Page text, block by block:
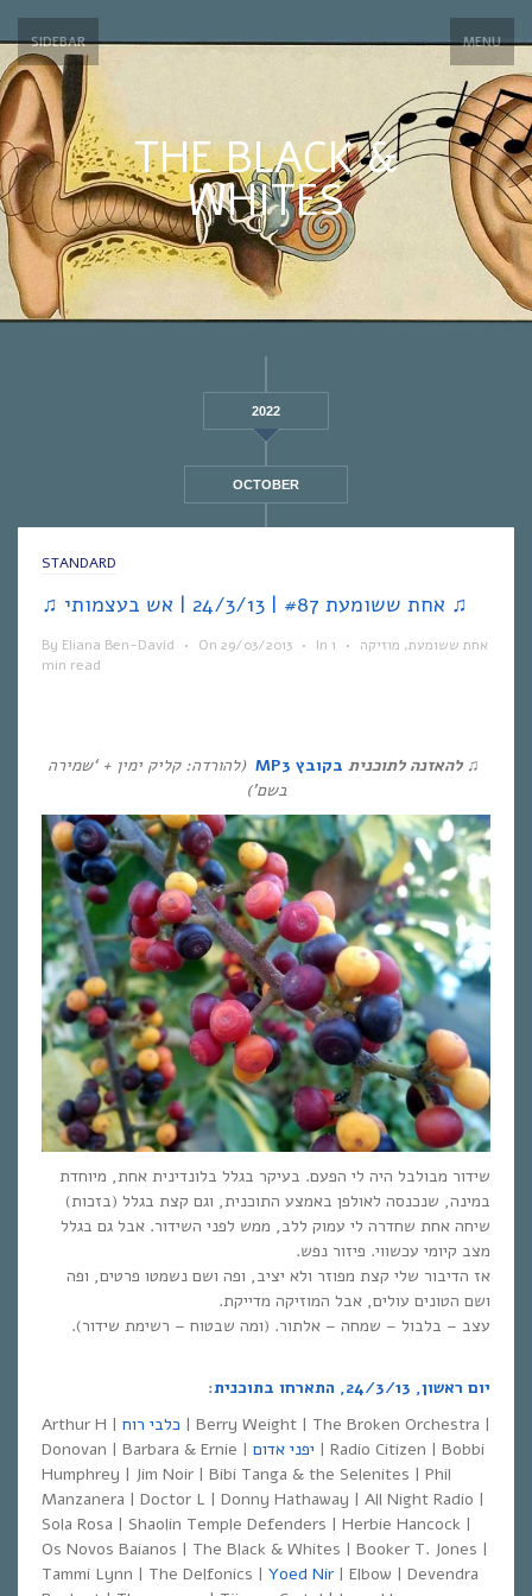
SIDEBAR MENU
THE BLACK &
WHITES
2022
OCTOBER
STANDARD
♫ אחת ששומעת #87 | 24/3/13 | אש בעצמותי ♫
By Eliana Ben-David • On 29/03/2013 • In אחת ששומעת, מוזיקה •
1
min read
♫ להאזנה לתוכנית בקובץ MP3
(להורדה: קליק ימין + ‘שמירה
בשם’)
שידור מבולבל היה לי הפעם. בעיקר בגלל בלונדינית אחת, מיוחדת
במינה, שנכנסה לאולפן באמצע התוכנית, וגם קצת בגלל (בזכות)
שיחה אחת שחדרה לי עמוק ללב, ממש לפני השידור. אבל גם בגלל
מצב קיומי עכשווי. פיזור נפש.
אז הדיבור שלי קצת מפוזר ולא יציב, ופה ושם נשמטו פרטים, ופה
ושם הטונים עולים, אבל המוזיקה מדייקת.
עצב – בלבול – שמחה – אלתור. (ומה שבטוח – רשימת שידור).
יום ראשון, 24/3/13, התארחו בתוכנית
:
Arthur H | כלבי רוח | Berry Weight | The Broken Orchestra |
Donovan | Barbara & Ernie | יפני אדום | Radio Citizen | Bobbi
Humphrey | Jim Noir | Bibi Tanga & the Selenites | Phil
Manzanera | Doctor L | Donny Hathaway | All Night Radio |
Sola Rosa | Shaolin Temple Defenders | Herbie Hancock |
Os Novos Baianos | The Black & Whites | Booker T. Jones |
Tammi Lynn | The Delfonics | Yoed Nir | Elbow | Devendra